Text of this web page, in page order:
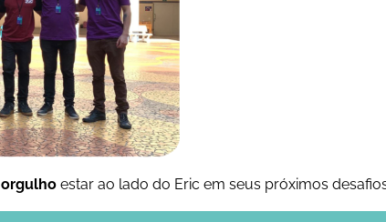
orgulho estar ao lado do Eric em seus próximos